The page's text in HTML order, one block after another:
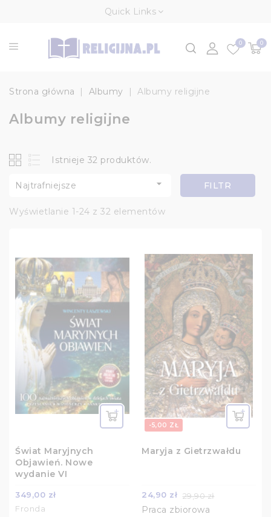
Quick Links
0
0
Strona główna Albumy Albumy religijne
Albumy religijne
Istnieje 32 produktów.
Najtrafniejsze  FILTR
Wyświetlanie 1-24 z 32 elementów
Świat Maryjnych
Objawień. Nowe
wydanie VI
349,00 zł
Fronda
-5,00 ZŁ
Maryja z Gietrzwałdu
24,90 zł 29,90 zł
Praca zbiorowa